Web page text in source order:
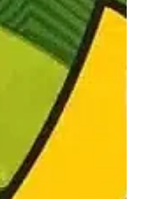
– was ich vorher
hätte
Informationen rund
an einem Ort. Von Big
Sichtungserwartungen
Navigation und Gate-
und mit dem Blick darauf,